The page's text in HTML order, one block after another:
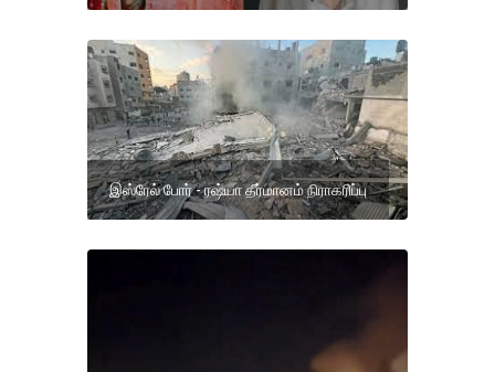
இஸ்ரேல் போர் - ரஷ்யா தீர்மானம் நிராகரிப்பு